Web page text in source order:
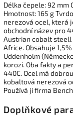
Délka čepele: 92 mm
Hmotnost: 165 g
nerezová ocel, která
obchodní název pro
Austrian cobalt steell
Africe. Obsahuje
Uddenholm
korozi. Oba fakty a
440C. Ocel má
kobaltová nerezová
Používá ji firma
Doplňkové